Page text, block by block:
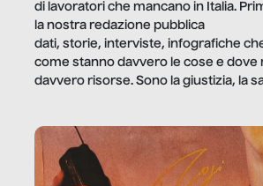
di lavoratori che mancano in Italia.
la nostra redazione pubblica
dati, storie, interviste, infografiche
come stanno davvero le cose e dove
davvero risorse. Sono la giustizia, la